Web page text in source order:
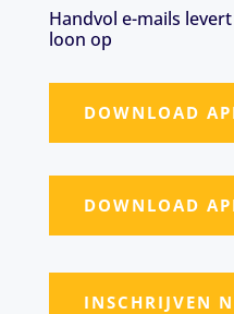
Handvol e-mails
loon op
DOWNLOAD
DOWNLOAD
INSCHRIJVEN